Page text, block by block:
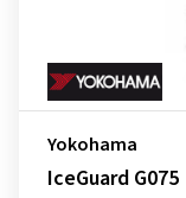
Yokohama
IceGuard G075